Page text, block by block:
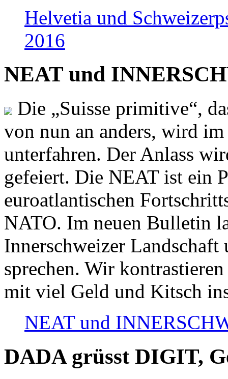
Helvetia und
2016
NEAT und
Die „Suisse primitive“,
von nun an anders, wird
unterfahren. Der Anlass
gefeiert. Die NEAT ist ein
euroatlantischen
NATO. Im neuen Bulletin
Innerschweizer
sprechen. Wir
mit viel Geld und Kitsch
NEAT und
DADA grüsst DIGIT,